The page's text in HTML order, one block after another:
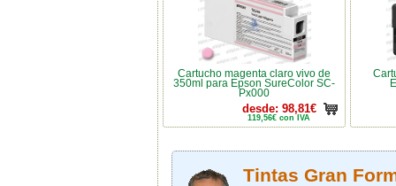
Cartucho magenta claro vivo de
350ml para Epson SureColor SC-
Px000
desde: 98,81€
119,56€ con IVA
Tintas Gran